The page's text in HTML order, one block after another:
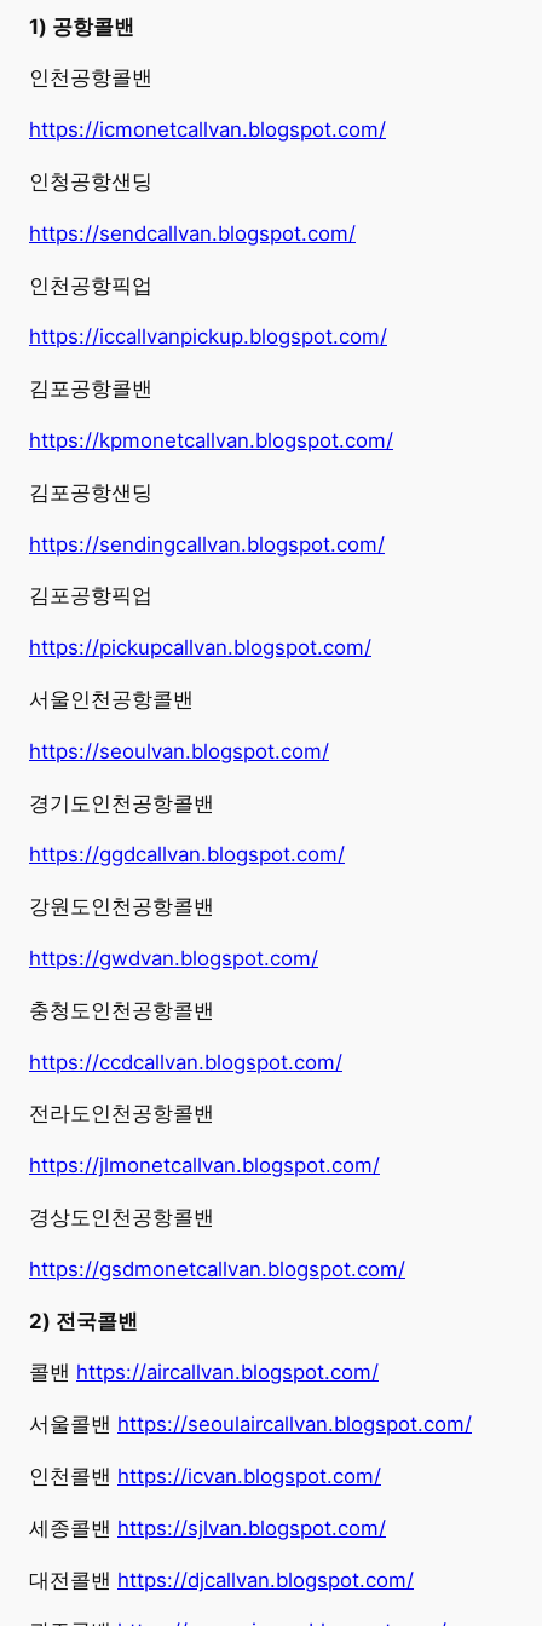
1) 공항콜밴
인천공항콜밴
https://icmonetcallvan.blogspot.com/
인청공항샌딩
https://sendcallvan.blogspot.com/
인천공항픽업
https://iccallvanpickup.blogspot.com/
김포공항콜밴
https://kpmonetcallvan.blogspot.com/
김포공항샌딩
https://sendingcallvan.blogspot.com/
김포공항픽업
https://pickupcallvan.blogspot.com/
서울인천공항콜밴
https://seoulvan.blogspot.com/
경기도인천공항콜밴
https://ggdcallvan.blogspot.com/
강원도인천공항콜밴
https://gwdvan.blogspot.com/
충청도인천공항콜밴
https://ccdcallvan.blogspot.com/
전라도인천공항콜밴
https://jlmonetcallvan.blogspot.com/
경상도인천공항콜밴
https://gsdmonetcallvan.blogspot.com/
2) 전국콜밴
콜밴 https://aircallvan.blogspot.com/
서울콜밴 https://seoulaircallvan.blogspot.com/
인천콜밴 https://icvan.blogspot.com/
세종콜밴 https://sjlvan.blogspot.com/
대전콜밴 https://djcallvan.blogspot.com/